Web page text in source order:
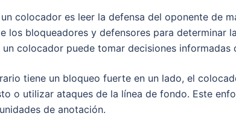
colocador es leer la defensa del oponente de
los bloqueadores y defensores para determinar
colocador puede tomar decisiones informadas
tiene un bloqueo fuerte en un lado, el
o utilizar ataques de la línea de fondo. Este
de anotación.